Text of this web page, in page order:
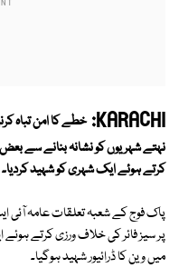
KARACHI: خطے کا امن تباہ
نہتے شہریوں کو نشانہ بنانے سے بعض
کرتے ہوئے ایک شہری کو شہید کردیا۔
پاک فوج کے شعبہ تعلقات عامہ آئی
پر سیز فائر کی خلاف ورزی کرتے
میں وین کا ڈرائیور شہید ہوگیا۔